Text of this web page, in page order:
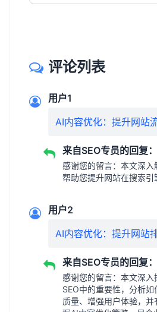
评论列表
用户1
AI内容优化：提升网站
来自SEO专员的回复：
感谢您的留言：本文深入
帮助您提升网站在搜索引
用户2
AI内容优化：提升网站
来自SEO专员的回复：
感谢您的留言：本文深
SEO中的重要性，分析
质量、增强用户体验，